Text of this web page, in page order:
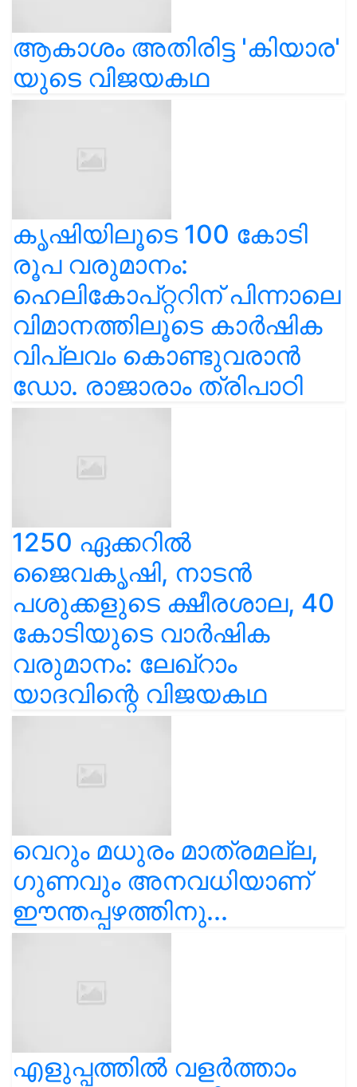
ആകാശം അതിരിട്ട 'കിയാര'
യുടെ വിജയകഥ
കൃഷിയിലൂടെ 100 കോടി
രൂപ വരുമാനം:
ഹെലികോപ്റ്ററിന് പിന്നാലെ
വിമാനത്തിലൂടെ കാർഷിക
വിപ്ലവം കൊണ്ടുവരാൻ
ഡോ. രാജാരാം ത്രിപാഠി
1250 ഏക്കറിൽ
ജൈവകൃഷി, നാടൻ
പശുക്കളുടെ ക്ഷീരശാല, 40
കോടിയുടെ വാർഷിക
വരുമാനം: ലേഖ്‌റാം
യാദവിന്റെ വിജയകഥ
വെറും മധുരം മാത്രമല്ല,
ഗുണവും അനവധിയാണ്
ഈന്തപ്പഴത്തിനു...
എളുപ്പത്തിൽ വളർത്താം